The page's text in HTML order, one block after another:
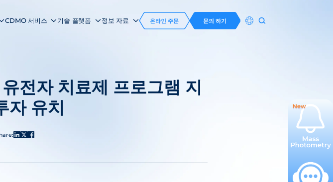
CDMO 서비스 기술 플랫폼 정보 자료 온라인 주문 문의 하기
전자 치료제 프로그램 지
자 유치